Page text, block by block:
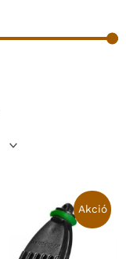
Akció
Original
price
was:
6
828 Ft.
price